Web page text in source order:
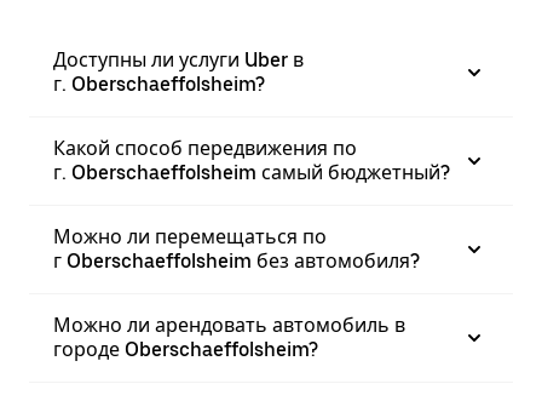
Доступны ли услуги Uber в
г. Oberschaeffolsheim?
Какой способ передвижения по
г. Oberschaeffolsheim самый бюджетный?
Можно ли перемещаться по
г Oberschaeffolsheim без автомобиля?
Можно ли арендовать автомобиль в
городе Oberschaeffolsheim?